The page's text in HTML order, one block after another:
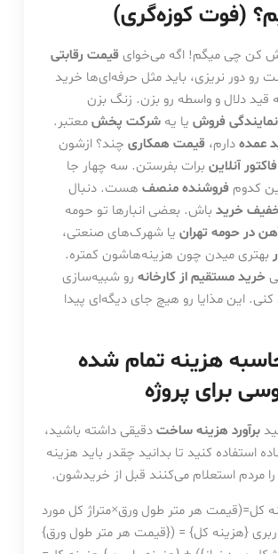
(فوت کوزه‌گری)
چی میگم! اگه می‌خوایقیمت رقابتی
دور نریزی، باید مثل حرفه‌ای‌ها خرید
دلال و واسطه رو بزن. زنگ بزن
فروشیا یهشرکت پخشمعتبر.
دارم،قیمت همکاریچند؟ ازشون
آنلاینبرات بفرستن. سه چهار جا
فروشنده منصفهست. دنبال
خریدباش. بعضی انبارها تو حومه
حومه تهرانیا شهرک‌های صنعتی،
میدن چون هزینه‌هاشون کمتره.
مستقیم از کارخانهرو شبیه‌سازی
این مذایا رو هیچ جای دیگه‌ای پیدا
هزینه تمام شده
برای پروژه
هزینه ساختدقیقی داشته باشید،
کنید تا بدانید چقدر باید هزینه
استعلام می‌کنند قبل از خریدشون.
هر متر طول ورق×متراژ کل مورد
{هزینه کل} = ({قیمت هر متر طول ورق}